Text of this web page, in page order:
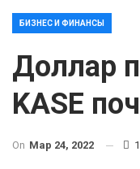
БИЗНЕС И ФИНАНСЫ
Доллар
KASE
On Мар 24, 2022